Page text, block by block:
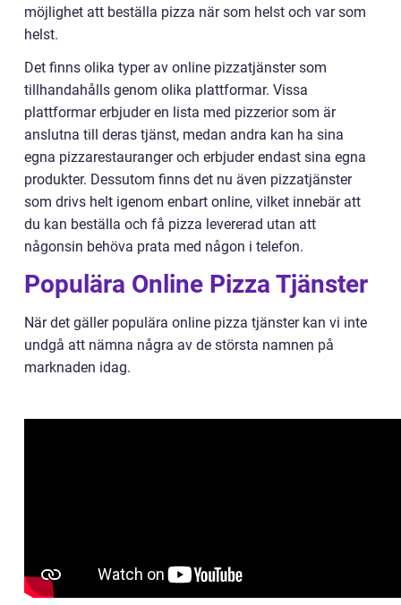
möjlighet att beställa pizza när som helst och var som
helst.
Det finns olika typer av online pizzatjänster som
tillhandahålls genom olika plattformar. Vissa
plattformar erbjuder en lista med pizzerior som är
anslutna till deras tjänst, medan andra kan ha sina
egna pizzarestauranger och erbjuder endast sina egna
produkter. Dessutom finns det nu även pizzatjänster
som drivs helt igenom enbart online, vilket innebär att
du kan beställa och få pizza levererad utan att
någonsin behöva prata med någon i telefon.
Populära Online Pizza Tjänster
När det gäller populära online pizza tjänster kan vi inte
undgå att nämna några av de största namnen på
marknaden idag.